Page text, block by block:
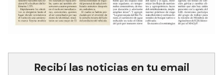
Recibí las noticias en tu email